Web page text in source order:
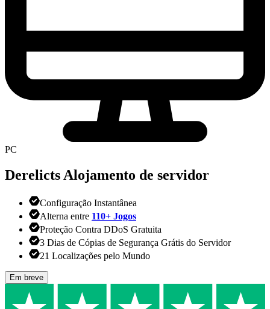
PC
Derelicts Alojamento de servidor
Configuração Instantânea
Alterna entre 110+ Jogos
Proteção Contra DDoS Gratuita
3 Dias de Cópias de Segurança Grátis do Servidor
21 Localizações pelo Mundo
Em breve